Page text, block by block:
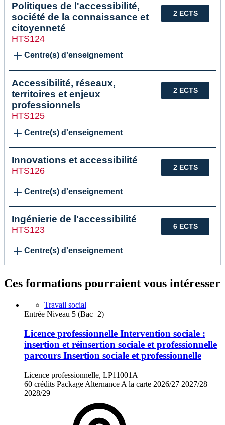
2 ECTS
Politiques de l'accessibilité,
société de la connaissance et
citoyenneté
HTS124
Centre(s) d'enseignement
2 ECTS
Accessibilité, réseaux,
territoires et enjeux
professionnels
HTS125
Centre(s) d'enseignement
2 ECTS
Innovations et accessibilité
HTS126
Centre(s) d'enseignement
6 ECTS
Ingénierie de l'accessibilité
HTS123
Centre(s) d'enseignement
Ces formations pourraient vous intéresser
Travail social
Entrée Niveau 5 (Bac+2)
Licence professionnelle Intervention sociale :
insertion et réinsertion sociale et professionnelle
parcours Insertion sociale et professionnelle
Licence professionnelle, LP11001A
60 crédits Package Alternance A la carte 2026/27 2027/28
2028/29